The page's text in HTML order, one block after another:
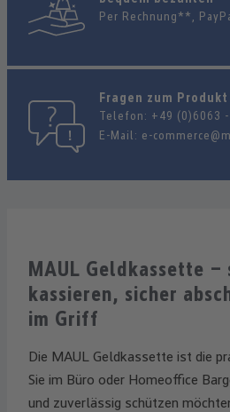
Per Rechnung**,
Fragen zum Produkt
Telefon: +49 (0)6063
E-Mail: e-
MAUL Geldkassette –
kassieren, sicher
im Griff
Die MAUL Geldkassette ist die
Sie im Büro oder Homeoffice
und zuverlässig schützen